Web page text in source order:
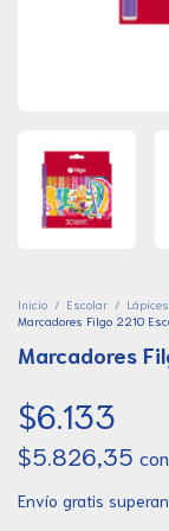
Inicio / Escolar /
Marcadores Filgo 2210
Marcadores
$6.133
$5.826,35 con
Envío gratis